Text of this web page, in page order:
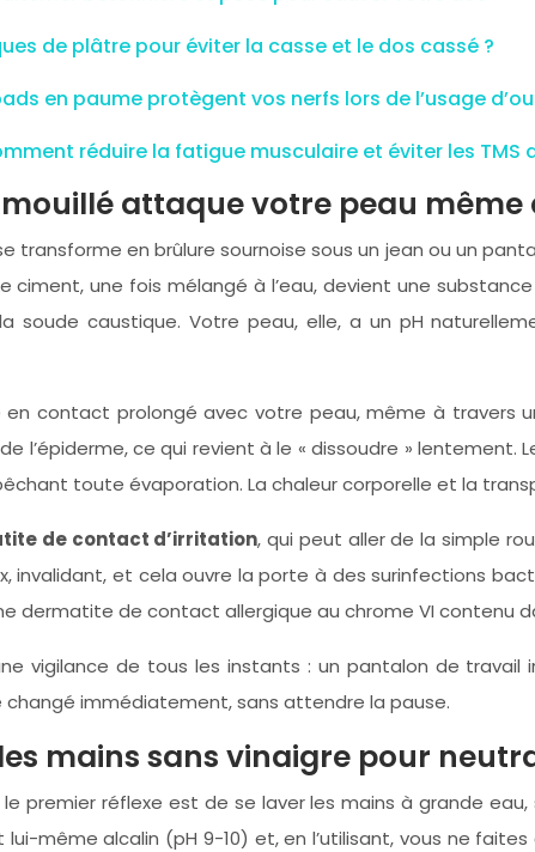
de plâtre pour éviter la casse et le dos cassé ?
en paume protègent vos nerfs lors de l’usage
réduire la fatigue musculaire et éviter les TMS
attaque votre peau
en brûlure sournoise sous un jean ou un
ciment, une fois mélangé à l’eau, devient une
soude caustique. Votre peau, elle, a un pH
contact prolongé avec votre peau, même à travers
l’épiderme, ce qui revient à le « dissoudre »
toute évaporation. La chaleur corporelle et la
de contact d’irritation, qui peut aller de la simple
invalidant, et cela ouvre la porte à des surinfections
dermatite de contact allergique au chrome VI contenu
vigilance de tous les instants : un pantalon de
immédiatement, sans attendre la pause.
mains sans vinaigre pour
premier réflexe est de se laver les mains à grande
même alcalin (pH 9-10) et, en l’utilisant, vous ne